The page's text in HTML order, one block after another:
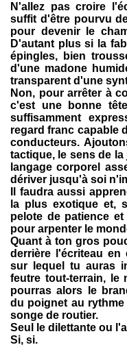
N'allez pas croire
suffit d'être pourvu
pour devenir le
D'autant plus si la
épingles, bien
d'une madone
transparent d'une
Non, pour arrêter à
c'est une bonne
suffisamment
regard franc capable
conducteurs.
tactique, le sens de
langage corporel
dériver jusqu'à soi
Il faudra aussi
la plus exotique et,
pelote de patience
pour arpenter le
Quant à ton gros
derrière l'écriteau
sur lequel tu auras
feutre tout-terrain, le
pourras alors le
du poignet au
songe de routier.
Seul le dilettante ou
Si, si.